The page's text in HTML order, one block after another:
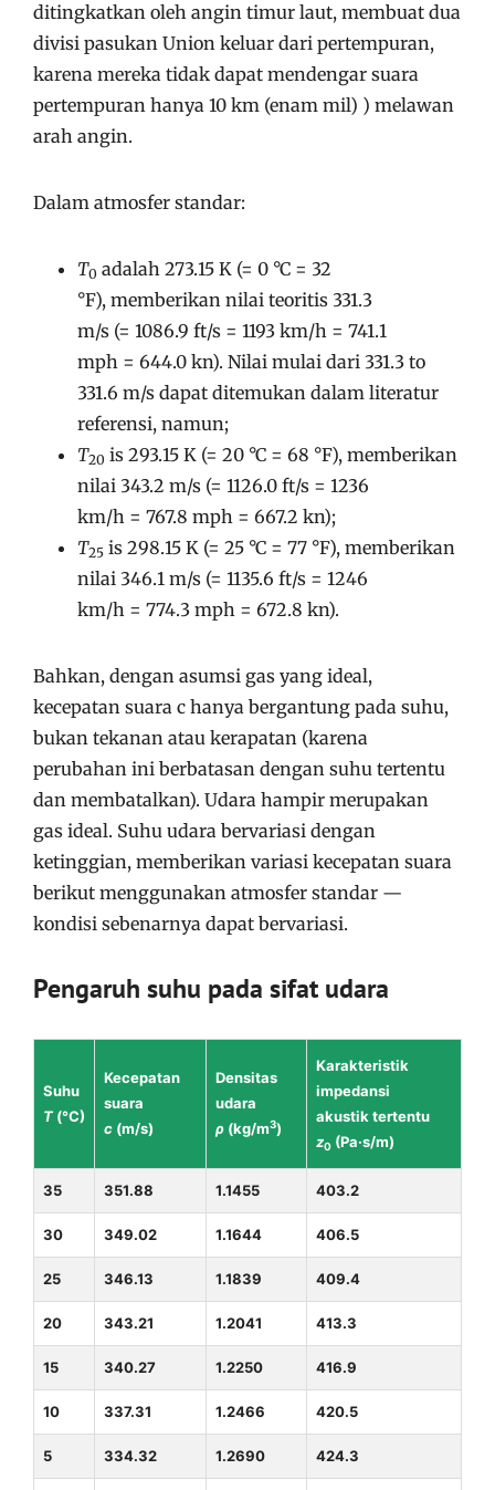
ditingkatkan oleh angin timur laut, membuat dua
divisi pasukan Union keluar dari pertempuran,
karena mereka tidak dapat mendengar suara
pertempuran hanya 10 km (enam mil) ) melawan
arah angin.
Dalam atmosfer standar:
T0 adalah 273.15 K (= 0 °C = 32
°F), memberikan nilai teoritis 331.3
m/s (= 1086.9 ft/s = 1193 km/h = 741.1
mph = 644.0 kn). Nilai mulai dari 331.3 to
331.6 m/s dapat ditemukan dalam literatur
referensi, namun;
T20 is 293.15 K (= 20 °C = 68 °F), memberikan
nilai 343.2 m/s (= 1126.0 ft/s = 1236
km/h = 767.8 mph = 667.2 kn);
T25 is 298.15 K (= 25 °C = 77 °F), memberikan
nilai 346.1 m/s (= 1135.6 ft/s = 1246
km/h = 774.3 mph = 672.8 kn).
Bahkan, dengan asumsi gas yang ideal,
kecepatan suara c hanya bergantung pada suhu,
bukan tekanan atau kerapatan (karena
perubahan ini berbatasan dengan suhu tertentu
dan membatalkan). Udara hampir merupakan
gas ideal. Suhu udara bervariasi dengan
ketinggian, memberikan variasi kecepatan suara
berikut menggunakan atmosfer standar —
kondisi sebenarnya dapat bervariasi.
Pengaruh suhu pada sifat udara
Suhu
T (°C)
Kecepatan
suara
c (m/s)
Densitas
udara
ρ (kg/m3)
Karakteristik
impedansi
akustik tertentu
z0 (Pa·s/m)
35 351.88 1.1455 403.2
30 349.02 1.1644 406.5
25 346.13 1.1839 409.4
20 343.21 1.2041 413.3
15 340.27 1.2250 416.9
10 337.31 1.2466 420.5
5 334.32 1.2690 424.3